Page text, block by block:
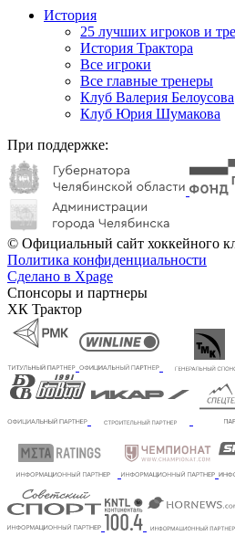
История
25 лучших игроков и
История Трактора
Все игроки
Все главные тренеры
Клуб Валерия Белоусова
Клуб Юрия Шумакова
При поддержке:
© Официальный сайт хоккейного
Политика конфиденциальности
Сделано в Xpage
Спонсоры и партнеры
ХК Трактор